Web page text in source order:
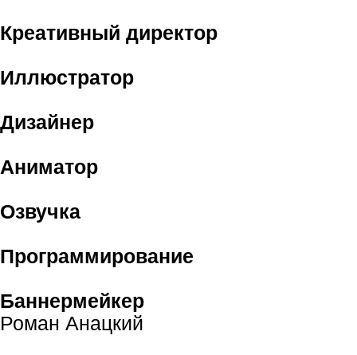
Креативный директор
Иллюстратор
Дизайнер
Аниматор
Озвучка
Программирование
Баннермейкер
Роман Анацкий